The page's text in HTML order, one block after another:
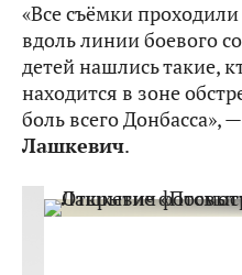
«Все съёмки
вдоль линии боевого
детей нашлись такие,
находится в зоне
боль всего Донбасса»,
Лашкевич.